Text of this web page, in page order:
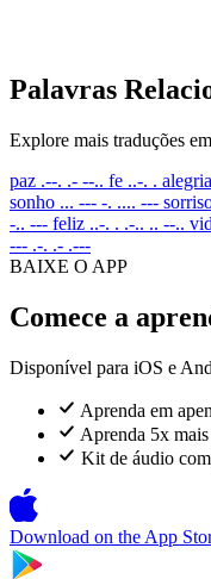
Palavras
Explore mais traduções
paz .--. .- --.. fe ..-. . alegria
sonho ... --- -. .... ---
-.. --- feliz ..-. . .-.. .. --..
--- .-. .- .---
BAIXE O APP
Comece a
Disponível para iOS e
Aprenda em
Aprenda 5x
Kit de áudio
Download on the App